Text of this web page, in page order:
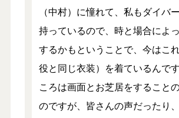
（中村）に憧れて、私もダイバ
持っているので、時と場合によ
するかもということで、今はこ
役と同じ衣装）を着ているんで
ころは画面とお芝居をすること
のですが、皆さんの声だったり